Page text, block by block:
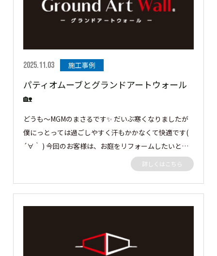
2025.11.03 施工事例
パティオムーブとグランドアートウォール
🏡
どうも～MGMのまさるです✨ だいぶ寒くなりましたが
僕にっとっては過ごしやすく汗もかかなくて快適です(
´∀｀ ) 今回のお客様は、お庭をリフォームしたいとの
ことで弊社にご依頼がありました。 プライベート空間
を奥様と過ごしたいということでお客様といろいろお話
をし、グランドアートウォールを施工させていただきま
できることで太陽や風が入るように 過ごしやすく、道
詳しくはこちら